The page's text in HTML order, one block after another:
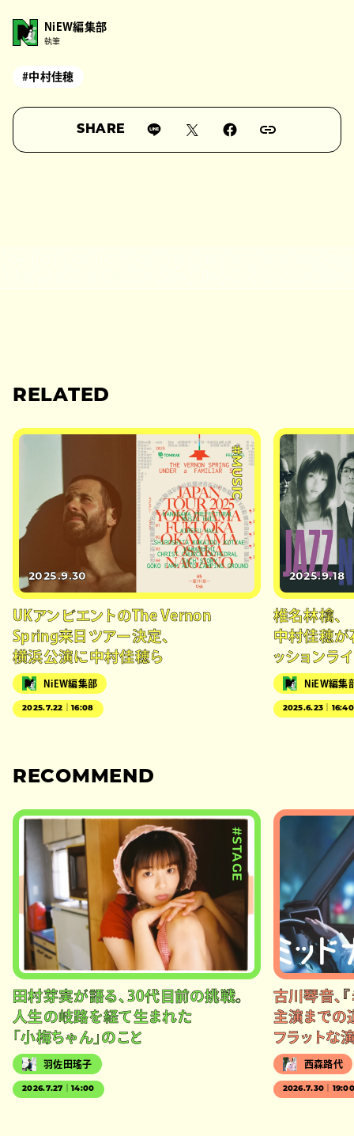
NiEW編集部
執筆
#中村佳穂
SHARE
RELATED
#MUSIC
2025.9.30
UKアンビエントのThe Vernon
Spring来日ツアー決定、
横浜公演に中村佳穂ら
NiEW編集部
2025.7.22｜16:08
2025.9.18
椎名林檎、
中村佳穂が
ッションラ
NiEW編集
2025.6.23｜16:40
RECOMMEND
#STAGE
田村芽実が語る、30代目前の挑戦。
人生の岐路を経て生まれた
「小梅ちゃん」のこと
羽佐田瑤子
2026.7.27｜14:00
古川琴音、
主演までの
フラットな
西森路代
2026.7.30｜